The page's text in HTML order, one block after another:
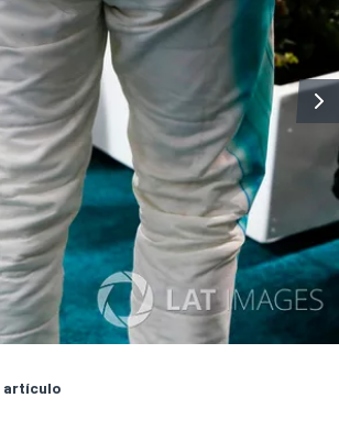
artículo